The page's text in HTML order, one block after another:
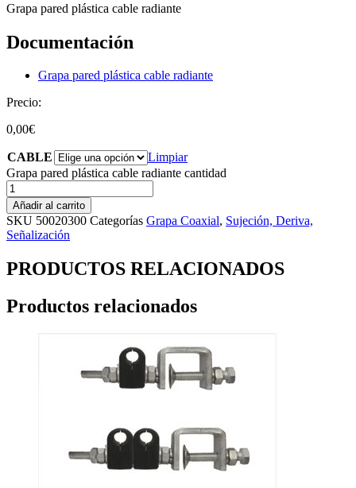
Grapa pared plástica cable radiante
Documentación
Grapa pared plástica cable radiante
Precio:
0,00€
CABLE
Limpiar
Grapa pared plástica cable radiante cantidad
Añadir al carrito
SKU 50020300 Categorías Grapa Coaxial, Sujeción, Deriva,
Señalización
PRODUCTOS RELACIONADOS
Productos relacionados